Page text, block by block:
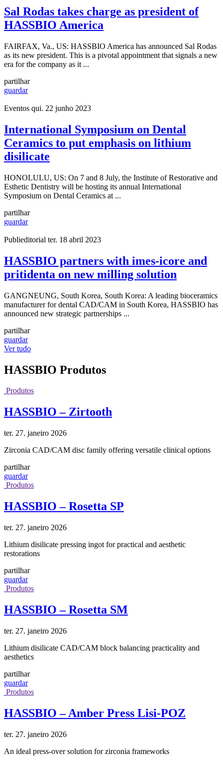
Sal Rodas takes charge as president of
HASSBIO America
FAIRFAX, Va., US: HASSBIO America has announced Sal Rodas
as its new president. This is a pivotal appointment that signals a new
era for the company as it ...
partilhar
guardar
Eventos qui. 22 junho 2023
International Symposium on Dental
Ceramics to put emphasis on lithium
disilicate
HONOLULU, US: On 7 and 8 July, the Institute of Restorative and
Esthetic Dentistry will be hosting its annual International
Symposium on Dental Ceramics at ...
partilhar
guardar
Publieditorial ter. 18 abril 2023
HASSBIO partners with imes-icore and
pritidenta on new milling solution
GANGNEUNG, South Korea, South Korea: A leading bioceramics
manufacturer for dental CAD/CAM in South Korea, HASSBIO has
announced new strategic partnerships ...
partilhar
guardar
Ver tudo
HASSBIO Produtos
Produtos
HASSBIO – Zirtooth
ter. 27. janeiro 2026
Zirconia CAD/CAM disc family offering versatile clinical options
partilhar
guardar
Produtos
HASSBIO – Rosetta SP
ter. 27. janeiro 2026
Lithium disilicate pressing ingot for practical and aesthetic
restorations
partilhar
guardar
Produtos
HASSBIO – Rosetta SM
ter. 27. janeiro 2026
Lithium disilicate CAD/CAM block balancing practicality and
aesthetics
partilhar
guardar
Produtos
HASSBIO – Amber Press Lisi-POZ
ter. 27. janeiro 2026
An ideal press-over solution for zirconia frameworks